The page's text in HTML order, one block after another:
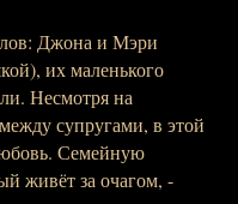
Джона и Мэри
их маленького
Несмотря на
супругами, в этой
Семейную
живёт за очагом, -